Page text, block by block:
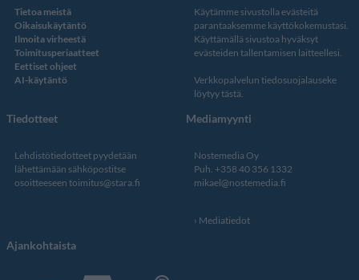
Tietoa meistä
Oikaisukäytäntö
Ilmoita virheestä
Toimitusperiaatteet
Eettiset ohjeet
AI-käytäntö
Käytämme sivustolla evästeitä
parantaaksemme käyttökokemustasi.
Käyttämällä sivustoa hyväksyt
evästeiden tallentamisen laitteellesi.
Verkkopalvelun tiedosuojalauseke
löytyy tästä
Tiedotteet
Lehdistötiedotteet pyydetään
lähettämään sähköpostitse
osoitteeseen toimitus@stara.fi
Mediamyynti
Nostemedia Oy
Puh. +358 40 356 1332
mikael@nostemedia.fi
Mediatiedot
Ajankohtaista